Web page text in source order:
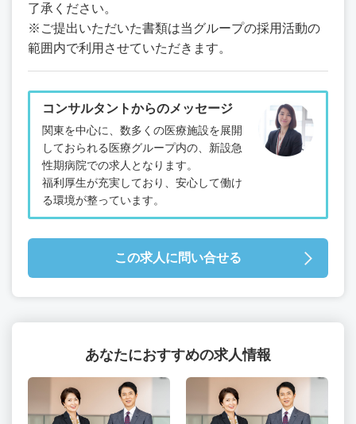
了承ください。
※ご提出いただいた書類は当グループの採用活動の
範囲内で利用させていただきます。
コンサルタントからのメッセージ
関東を中心に、数多くの医療施設を展開
しておられる医療グループ内の、新設急
性期病院での求人となります。
福利厚生が充実しており、安心して働け
る環境が整っています。
この求人に問い合せる
あなたにおすすめの求人情報